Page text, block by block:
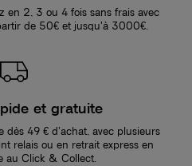
en 2, 3 ou 4 fois sans frais avec
de 50€ et jusqu'à 3000€.
et gratuite
dès 49 € d’achat, avec plusieurs
relais ou en retrait express en
au Click & Collect.